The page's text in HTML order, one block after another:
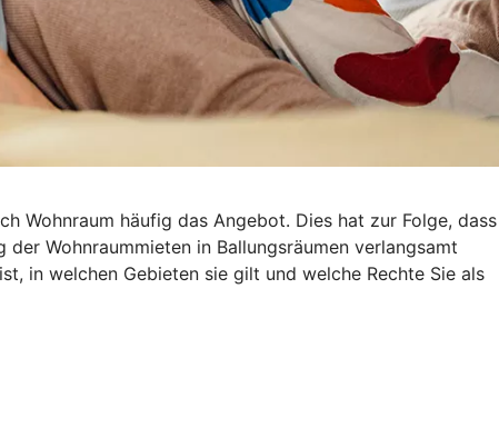
Wohnraum häufig das Angebot. Dies hat zur Folge, dass
Wohnraummieten in Ballungsräumen verlangsamt
in welchen Gebieten sie gilt und welche Rechte Sie als